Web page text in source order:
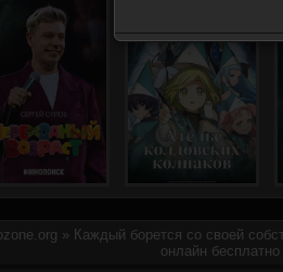
» Каждый борется со своей
онлайн бесплатно